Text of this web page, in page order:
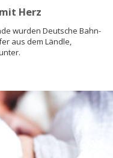
Herz
wurden Deutsche Bahn-
aus dem Ländle,